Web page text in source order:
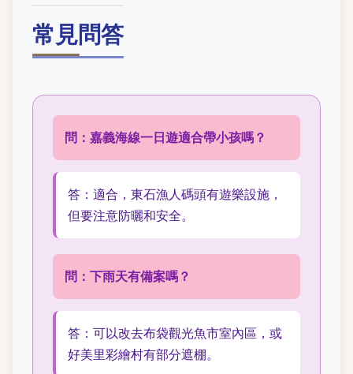
常見問答
問：嘉義海線一日遊適合帶小孩嗎？
答：適合，東石漁人碼頭有遊樂設施，
但要注意防曬和安全。
問：下雨天有備案嗎？
答：可以改去布袋觀光魚市室內區，或
好美里彩繪村有部分遮棚。